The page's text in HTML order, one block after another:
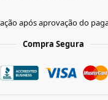
após aprovação do
Compra Segura